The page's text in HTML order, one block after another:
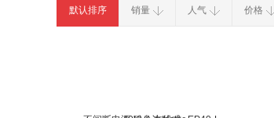
默认排序 销量 人气 价格